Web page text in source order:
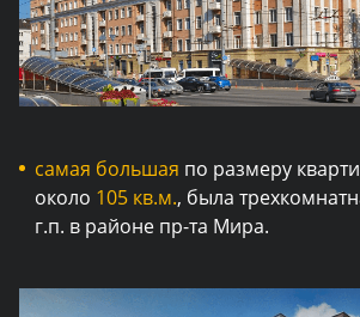
самая большая по размеру
около 105 кв.м., была
г.п. в районе пр-та Мира.